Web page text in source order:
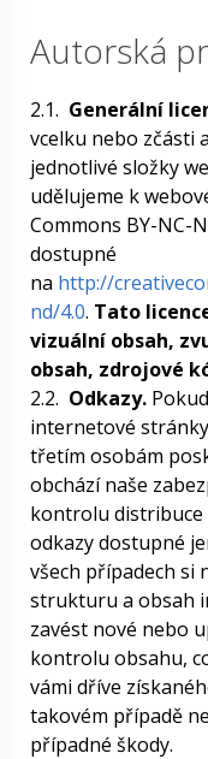
Autorská
2.1. Generální
vcelku nebo zčásti
jednotlivé složky
udělujeme k
Commons BY-NC-
dostupné
na http://
nd/4.0. Tato
vizuální obsah,
obsah, zdrojové
2.2. Odkazy.
internetové
třetím osobám
obchází naše
kontrolu distribuce
odkazy dostupné
všech případech si
strukturu a obsah
zavést nové nebo
kontrolu obsahu,
vámi dříve
takovém případě
případné škody.